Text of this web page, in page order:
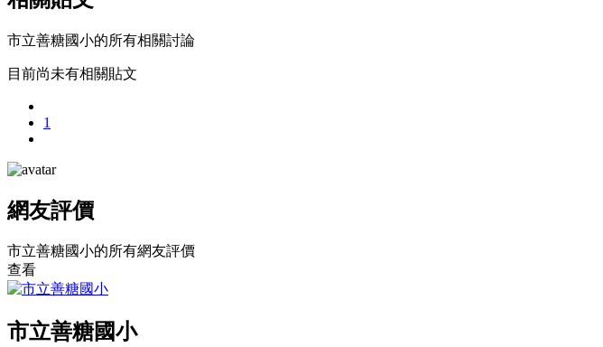
市立善糖國小的所有相關討論
目前尚未有相關貼文
1
網友評價
市立善糖國小的所有網友評價
查看
市立善糖國小